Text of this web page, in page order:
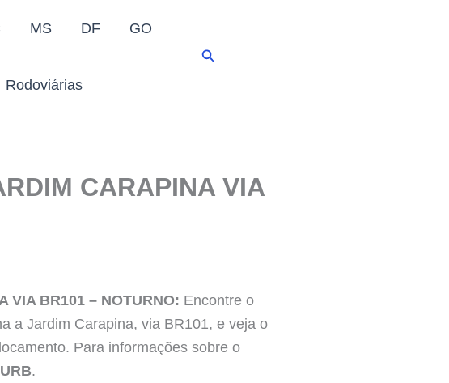
MS DF GO
Rodoviárias
Pesquisar
CARAPINA VIA
VIA BR101 – NOTURNO: Encontre o
a Jardim Carapina, via BR101, e veja o
Para informações sobre o
.